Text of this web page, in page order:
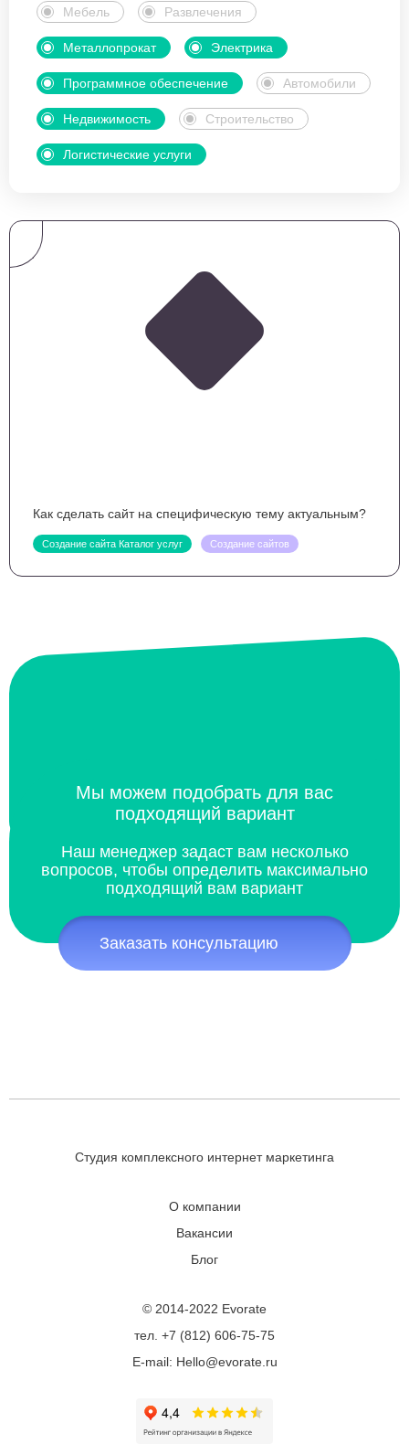
Мебель Развлечения
Металлопрокат Электрика
Программное обеспечение Автомобили
Недвижимость Строительство
Логистические услуги
Как сделать сайт на специфическую тему актуальным?
Создание сайта Каталог услуг Создание сайтов
Мы можем подобрать для вас
подходящий вариант
Наш менеджер задаст вам несколько
вопросов, чтобы определить максимально
подходящий вам вариант
Заказать консультацию
Студия комплексного интернет маркетинга
О компании
Вакансии
Блог
© 2014-2022 Evorate
тел. +7 (812) 606-75-75
E-mail: Hello@evorate.ru